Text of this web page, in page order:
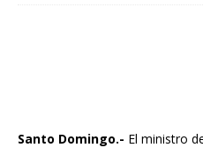
Santo Domingo.- El ministro